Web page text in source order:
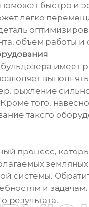
быстро и
легко
объем работы и
рыхление
того,
такого
процесс,
системы.
и
результата.